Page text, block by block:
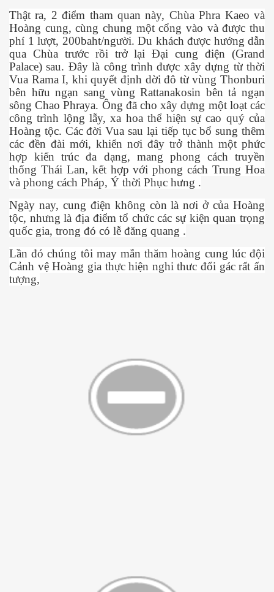
Thật ra, 2 điểm tham quan này, Chùa Phra Kaeo và
Hoàng cung, cùng chung một cổng vào và được thu
phí 1 lượt, 200baht/người. Du khách được hướng dẫn
qua Chùa trước rồi trởlại Đại cung điện (Grand
Palace) sau. Đây là công trình được xây dựng từthời
Vua Rama I, khi quyết định dời đô từvùng Thonburi
bên hữu ngạn sang vùng Rattanakosin bên tả ngạn
sông Chao Phraya. Ông đã cho xây dựng một loạt các
công trình lộng lẫy, xa hoa thể hiện sựcao quý của
Hoàng tộc. Các đời Vua sau lại tiếp tục bổ sung thêm
các đền đài mới, khiến nơi đây trở thành một phức
hợp kiến trúc đa dạng, mang phong cách truyền
thống Thái Lan, kết hợp với phong cách Trung Hoa
và phong cách Pháp, Ý thời Phục hưng .
Ngày nay, cung điện không còn là nơiở của Hoàng
tộc, nhưng là địa điểm tổ chức các sự kiện quan trọng
quốc gia, trong đó có lễ đăng quang .
Lần đó chúng tôi may mắn thăm hoàng cung lúc đội
Cảnh vệHoàng gia thực hiện nghi thưc đổi gác rấtấn
tượng,